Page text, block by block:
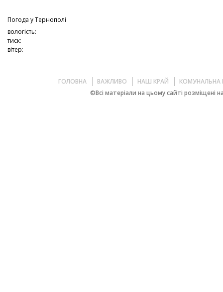
Погода уТернополі
вологість:
тиск:
вітер:
ГОЛОВНА ВАЖЛИВО НАШ КРАЙ
КОМУНАЛЬНА
©Всі матеріали на цьому сайті розміщені